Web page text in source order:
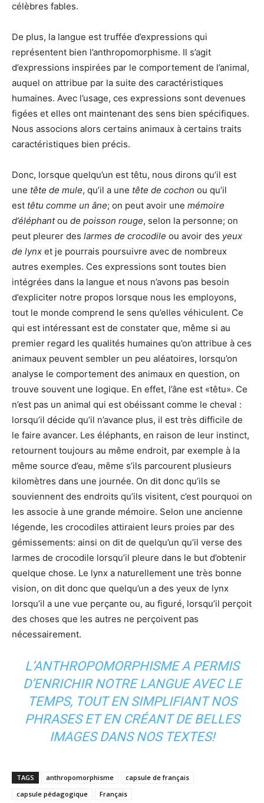
célèbres fables.
De plus, la langue est truffée d’expressions qui
représentent bien l’anthropomorphisme. Il s’agit
d’expressions inspirées par le comportement de l’animal,
auquel on attribue par la suite des caractéristiques
humaines. Avec l’usage, ces expressions sont devenues
figées et elles ont maintenant des sens bien spécifiques.
Nous associons alors certains animaux à certains traits
caractéristiques bien précis.
Donc, lorsque quelqu’un est têtu, nous dirons qu’il est
une tête de mule, qu’il a une tête de cochon ou qu’il
est têtu comme un âne; on peut avoir une mémoire
d’éléphantou de poisson rouge, selon la personne; on
peut pleurer des larmes de crocodile ou avoir des yeux
de lynx et je pourrais poursuivre avec de nombreux
autres exemples. Ces expressions sont toutes bien
intégrées dans la langue et nous n’avons pas besoin
d’expliciter notre propos lorsque nous les employons,
tout le monde comprend le sens qu’elles véhiculent. Ce
qui est intéressant est de constater que, même si au
premier regard les qualités humaines qu’on attribue à ces
animaux peuvent sembler un peu aléatoires, lorsqu’on
analyse le comportement des animaux en question, on
trouve souvent une logique. En effet, l’âne est «têtu». Ce
n’est pas un animal qui est obéissant comme le cheval :
lorsqu’il décide qu’il n’avance plus, il est très difficile de
le faire avancer. Les éléphants, en raison de leur instinct,
retournent toujours au même endroit, par exemple à la
même source d’eau, même s’ils parcourent plusieurs
kilomètres dans une journée. On dit donc qu’ils se
souviennent des endroits qu’ils visitent, c’est pourquoi on
les associe à une grande mémoire. Selon une ancienne
légende, les crocodiles attiraient leurs proies par des
gémissements: ainsi on dit de quelqu’un qu’il verse des
larmes de crocodile lorsqu’il pleure dans le but d’obtenir
quelque chose. Le lynx a naturellement une très bonne
vision, on dit donc que quelqu’un a des yeux de lynx
lorsqu’il a une vue perçante ou, au figuré, lorsqu’il perçoit
des choses que les autres ne perçoivent pas
nécessairement.
L’ANTHROPOMORPHISME A PERMIS
D’ENRICHIR NOTRE LANGUE AVEC LE
TEMPS, TOUT EN SIMPLIFIANT NOS
PHRASES ET EN CRÉANT DE BELLES
IMAGES DANS NOS TEXTES!
TAGS anthropomorphisme
capsule de français
capsule pédagogique
Français